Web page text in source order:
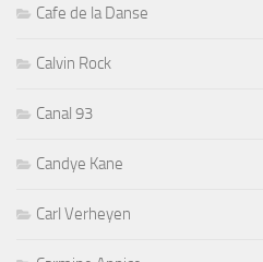
Cafe de la Danse
Calvin Rock
Canal 93
Candye Kane
Carl Verheyen